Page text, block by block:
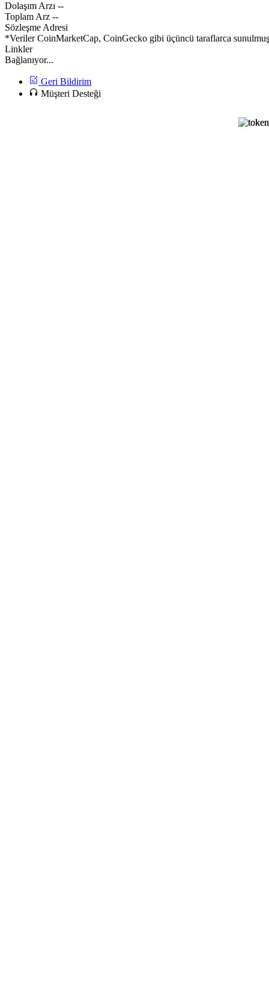
Dolaşım Arzı --
Toplam Arz --
Sözleşme Adresi
*Veriler CoinMarketCap, CoinGecko gibi üçüncü taraflarca
Linkler
Bağlanıyor...
Geri Bildirim
Müşteri Desteği